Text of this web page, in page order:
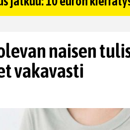
naisen
vakavasti